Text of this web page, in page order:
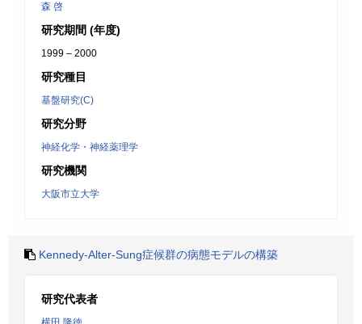
森 啓
研究期間 (年度)
1999 – 2000
研究種目
基盤研究(C)
研究分野
神経化学・神経薬理学
研究機関
大阪市立大学
Kennedy-Alter-Sung症候群の病態モデルの構築
研究代表者